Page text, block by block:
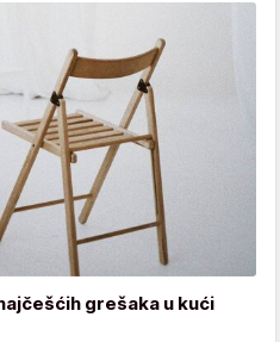
grešaka u kući